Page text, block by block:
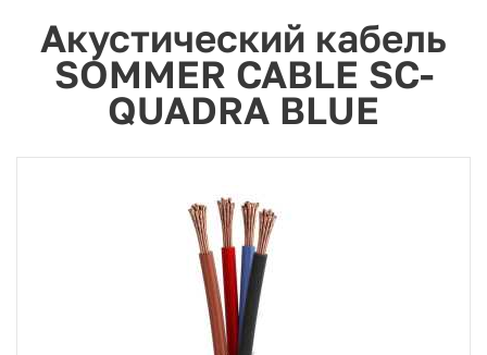
Акустический кабель
SOMMER CABLE SC-
QUADRA BLUE